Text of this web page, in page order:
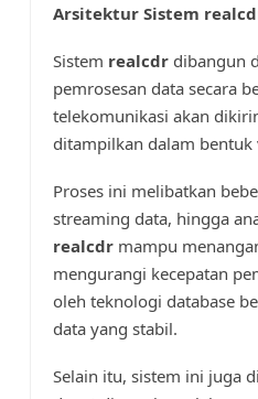
Arsitektur Sistem
Sistem realcdrdibangun
pemrosesan data secara
telekomunikasi akan
ditampilkan dalam
Proses ini melibatkan
streaming data, hingga
realcdrmampu
mengurangi kecepatan
oleh teknologi database
data yang stabil.
Selain itu, sistem ini juga